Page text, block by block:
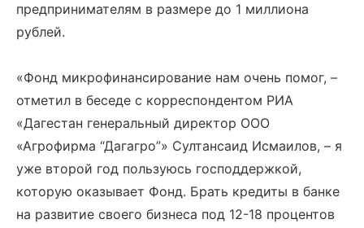
предпринимателям в размере до 1 миллиона
рублей.
«Фонд микрофинансирование нам очень помог, –
отметил в беседе с корреспондентом РИА
«Дагестан генеральный директор ООО
«Агрофирма “Дагагро”» Султансаид Исмаилов, – я
уже второй год пользуюсь господдержкой,
которую оказывает Фонд. Брать кредиты в банке
на развитие своего бизнеса под 12-18 процентов